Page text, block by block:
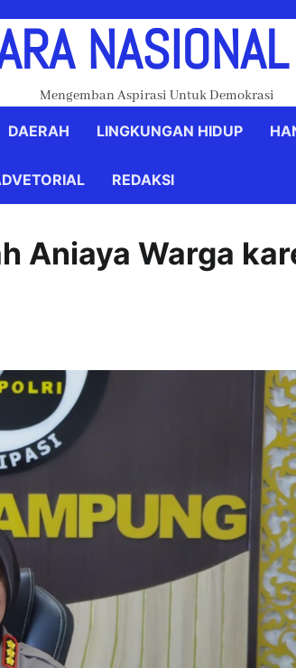
Mengemban Aspirasi Untuk Demokrasi
DAERAH LINGKUNGAN HIDUP
REDAKSI
Aniaya Warga